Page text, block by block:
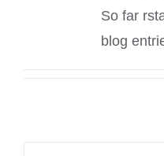
So far
blog